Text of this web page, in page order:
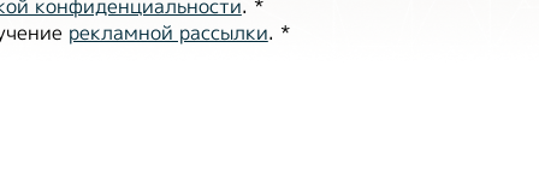
ĸонфиденциальности. *
рекламной рассылки. *